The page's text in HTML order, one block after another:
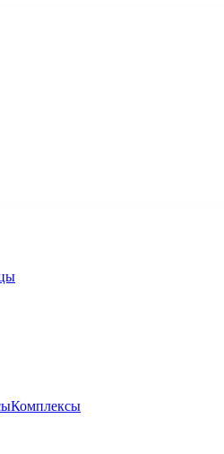
Комплексы